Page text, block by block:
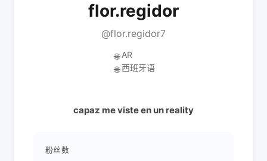
flor.regidor
@flor.regidor7
🌐 AR
🌐 西班牙语
capaz me viste en un reality
粉丝数